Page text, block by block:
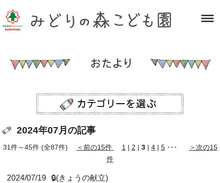
2024年07月の記事
31件～45件 (全87件) ＜前の15件 1 | 2 | 3| 4| 5･･･
＞次の15
件
2024/07/19 🔒(きょうの献立)